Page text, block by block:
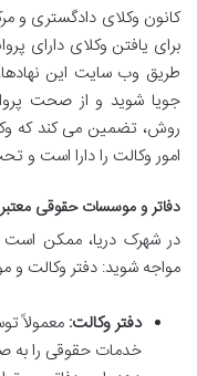
کانون وکلای دادگستری و
برای یافتن وکلای دارای
طریق وب سایت این
جویا شوید و از صحت
روش، تضمین می کند که
امور وکالت را دارا است و
دفاتر و موسسات حقوقی
در شهرک دریا، ممکن است
مواجه شوید: دفتر وکالت
دفتر وکالت: معمولاً
خدمات حقوقی را به